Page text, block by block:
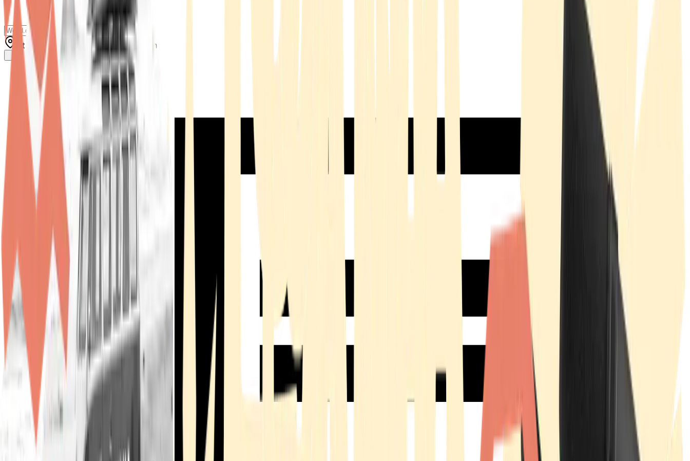
Standort wählen Versandart wählen